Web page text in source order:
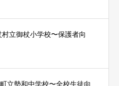
立御杖小学校〜保護者向
立勢和中学校〜全校生徒向